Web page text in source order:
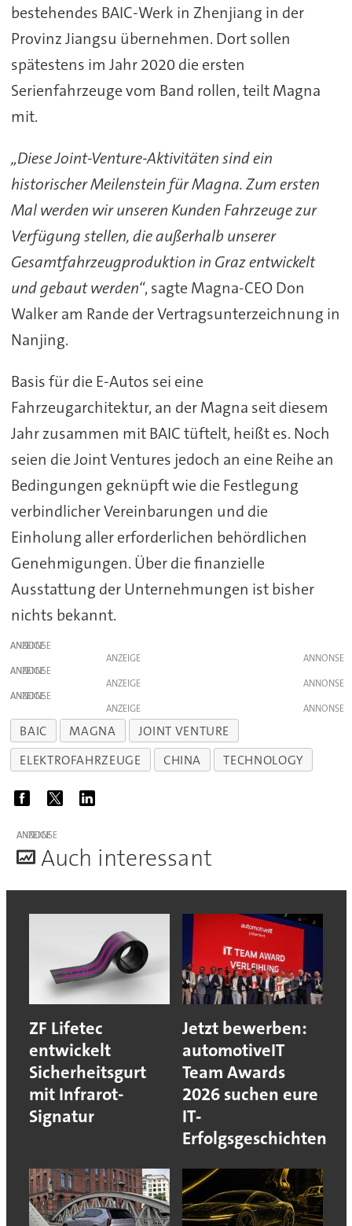
bestehendes BAIC-Werk in Zhenjiang in der
Provinz Jiangsu übernehmen. Dort sollen
spätestens im Jahr 2020 die ersten
Serienfahrzeuge vom Band rollen, teilt Magna
mit.
„Diese Joint-Venture-Aktivitäten sind ein
historischer Meilenstein für Magna. Zum ersten
Mal werden wir unseren Kunden Fahrzeuge zur
Verfügung stellen, die außerhalb unserer
Gesamtfahrzeugproduktion in Graz entwickelt
und gebaut werden“, sagte Magna-CEO Don
Walker am Rande der Vertragsunterzeichnung in
Nanjing.
Basis für die E-Autos sei eine
Fahrzeugarchitektur, an der Magna seit diesem
Jahr zusammen mit BAIC tüftelt, heißt es. Noch
seien die Joint Ventures jedoch an eine Reihe an
Bedingungen geknüpft wie die Festlegung
verbindlicher Vereinbarungen und die
Einholung aller erforderlichen behördlichen
Genehmigungen. Über die finanzielle
Ausstattung der Unternehmungen ist bisher
nichts bekannt.
ANZEIGE
ANZEIGE
ANZEIGE
ANZEIGE
ANZEIGE
ANZEIGE
BAIC MAGNA
JOINT VENTURE
ELEKTROFAHRZEUGE
CHINA TECHNOLOGY
ANZEIGE
Auch interessant
ZF Lifetec
entwickelt
Sicherheitsgurt
mit Infrarot-
Signatur
Jetzt bewerben:
automotiveIT
Team Awards
2026 suchen eure
IT‐
Erfolgsgeschichten